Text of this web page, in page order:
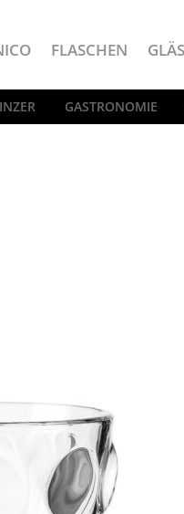
FLASCHEN
GASTRONOMIE